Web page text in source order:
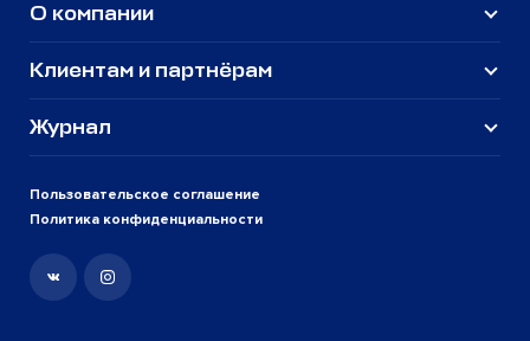
Пользовательское соглашение
Политика конфиденциальности
О компании
Клиентам и партнёрам
Журнал